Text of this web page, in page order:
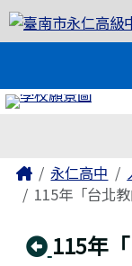
跳至主內容區
臺南市永仁
主內容區域
Home永仁高中
115年「台北
回上頁
115年
頁尾區域